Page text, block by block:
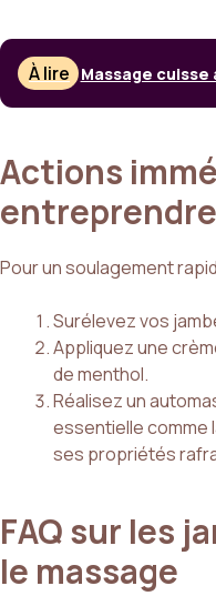
À lire Massage
Actions
entreprendre
Pour un soulagement
Surélevez vos
Appliquez une
de menthol.
Réalisez un
essentielle comme
ses propriétés
FAQ sur les
le massage